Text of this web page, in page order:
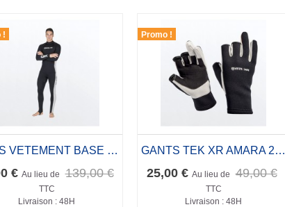
!
SOUS VETEMENT BASE LAYER
€ Au lieu de 139,00 €
TTC
Livraison : 48H
Promo !
GANTS TEK XR AMARA 2mm
25,00 € Au lieu de 49,00 €
TTC
Livraison : 48H